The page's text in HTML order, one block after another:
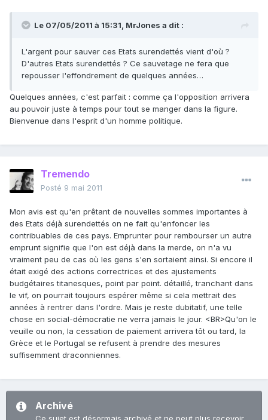
Le 07/05/2011 à 15:31, MrJones a dit :
L'argent pour sauver ces Etats surendettés vient d'où ?
D'autres Etats surendettés ? Ce sauvetage ne fera que
repousser l'effondrement de quelques années…
Quelques années, c'est parfait : comme ça l'opposition arrivera
au pouvoir juste à temps pour tout se manger dans la figure.
Bienvenue dans l'esprit d'un homme politique.
Tremendo
Posté 9 mai 2011
Mon avis est qu'en prêtant de nouvelles sommes importantes à
des Etats déjà surendettés on ne fait qu'enfoncer les
contribuables de ces pays. Emprunter pour rembourser un autre
emprunt signifie que l'on est déjà dans la merde, on n'a vu
vraiment peu de cas où les gens s'en sortaient ainsi. Si encore il
était exigé des actions correctrices et des ajustements
budgétaires titanesques, point par point. détaillé, tranchant dans
le vif, on pourrait toujours espérer même si cela mettrait des
années à rentrer dans l'ordre. Mais je reste dubitatif, une telle
chose en social-démocratie ne verra jamais le jour. <BR>Qu'on le
veuille ou non, la cessation de paiement arrivera tôt ou tard, la
Grèce et le Portugal se refusent à prendre des mesures
suffisemment draconniennes.
Archivé